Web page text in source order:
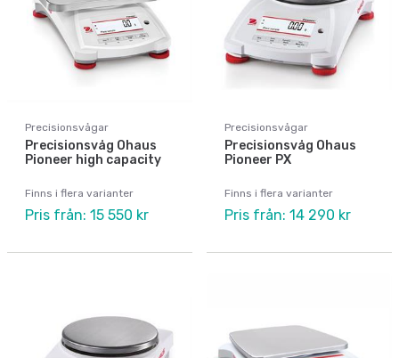
Precisionsvågar
Precisionsvåg Ohaus
Pioneer high capacity
Finns i flera varianter
Pris från: 15 550 kr
Precisionsvågar
Precisionsvåg Ohaus
Pioneer PX
Finns i flera varianter
Pris från: 14 290 kr